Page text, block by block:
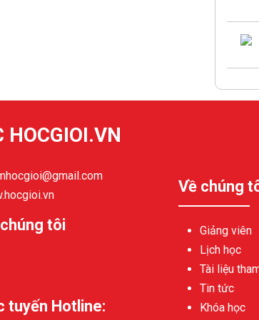
HOCGIOI.VN
tôi
tuyến Hotline:
Về chúng
Giảng viên
Lịch học
Tài liệu
Tin tức
Khóa học